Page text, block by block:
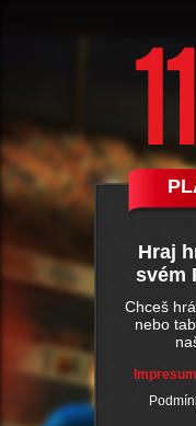
Hraj
svém
Chceš
nebo
Impresum